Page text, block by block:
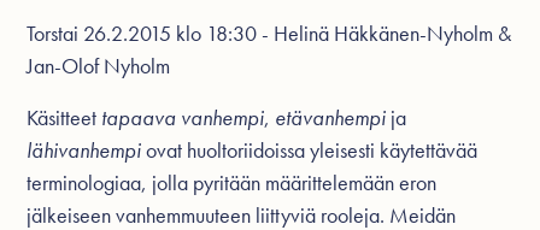
Torstai 26.2.2015 klo 18:30 - Helinä Häkkänen-Nyholm &
Jan-Olof Nyholm
Käsitteet tapaava vanhempi, etävanhempi ja
lähivanhempiovat huoltoriidoissa yleisesti käytettävää
terminologiaa, jolla pyritään määrittelemään eron
jälkeiseen vanhemmuuteen liittyviä rooleja. Meidän